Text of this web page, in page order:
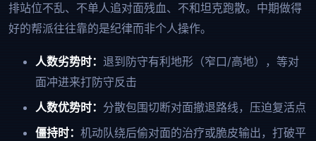
排站位不乱、不单人追对面残血、不和坦克跑散。中期做得
好的帮派往往靠的是纪律而非个人操作。
人数劣势时： 退到防守有利地形（窄口/高地），等对
面冲进来打防守反击
人数优势时： 分散包围切断对面撤退路线，压迫复活点
僵持时： 机动队绕后偷对面的治疗或脆皮输出，打破平